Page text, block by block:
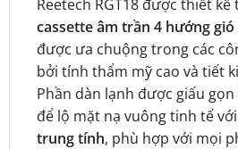
Reetech RGT18 được thiết
cassette âm trần 4 hướng gió
được ưa chuộng trong các
bởi tính thẩm mỹ cao và tiết
Phần dàn lạnh được giấu
để lộ mặt nạ vuông tinh tế
trung tính, phù hợp với mọi